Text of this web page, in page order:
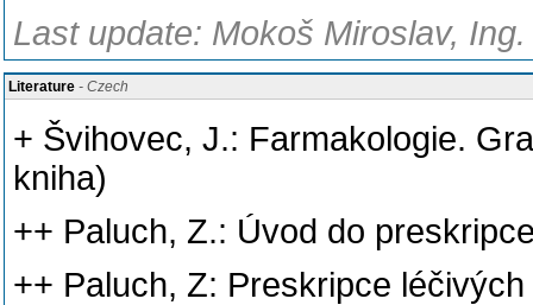
Last update: Mokoš Miroslav,
Literature - Czech
+ Švihovec, J.: Farmakologie.
kniha)
++ Paluch, Z.: Úvod do
++ Paluch, Z: Preskripce